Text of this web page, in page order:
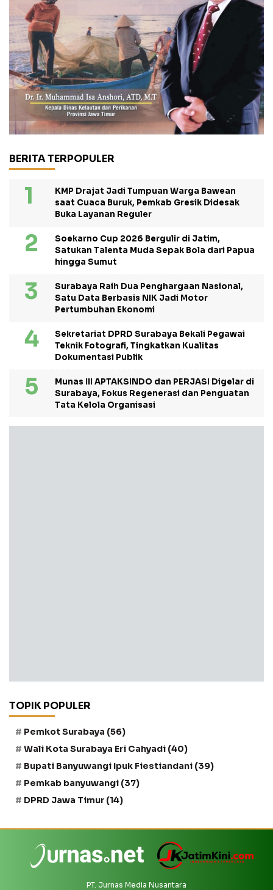
BERITA TERPOPULER
KMP Drajat Jadi Tumpuan Warga Bawean
saat Cuaca Buruk, Pemkab Gresik Didesak
Buka Layanan Reguler
Soekarno Cup 2026 Bergulir di Jatim,
Satukan Talenta Muda Sepak Bola dari Papua
hingga Sumut
Surabaya Raih Dua Penghargaan Nasional,
Satu Data Berbasis NIK Jadi Motor
Pertumbuhan Ekonomi
Sekretariat DPRD Surabaya Bekali Pegawai
Teknik Fotografi, Tingkatkan Kualitas
Dokumentasi Publik
Munas III APTAKSINDO dan PERJASI Digelar di
Surabaya, Fokus Regenerasi dan Penguatan
Tata Kelola Organisasi
TOPIK POPULER
Pemkot Surabaya (56)
Wali Kota Surabaya Eri Cahyadi (40)
Bupati Banyuwangi Ipuk Fiestiandani (39)
Pemkab banyuwangi (37)
DPRD Jawa Timur (14)
PT. Jurnas Media Nusantara